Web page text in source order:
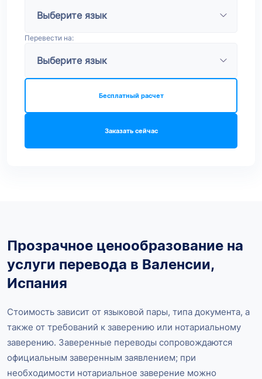
Перевести на:
Заказать сейчас
Бесплатный расчет
Прозрачное ценообразование на
услуги перевода в Валенсии,
Испания
Стоимость зависит от языковой пары, типа документа, а
также от требований к заверению или нотариальному
заверению. Заверенные переводы сопровождаются
официальным заверенным заявлением; при
необходимости нотариальное заверение можно